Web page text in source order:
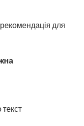
для